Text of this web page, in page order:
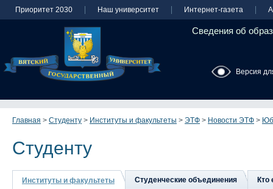
Приоритет 2030 Наш университет Интернет-газета
Сведения об
Версия
Главная > Студенту > Институты и факультеты > ЭТФ > Новости ЭТФ >
Студенту
Институты и факультеты Студенческие объединения Кто